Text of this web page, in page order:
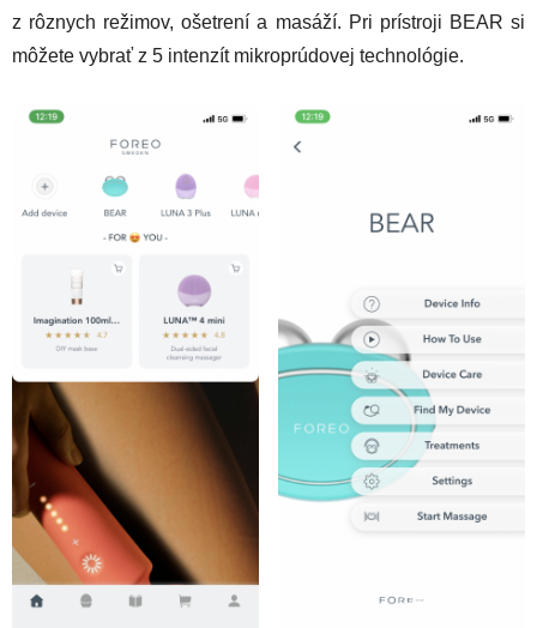
z rôznych režimov, ošetrení a masáží. Pri prístroji BEAR si
môžete vybrať z 5 intenzít mikroprúdovej technológie.